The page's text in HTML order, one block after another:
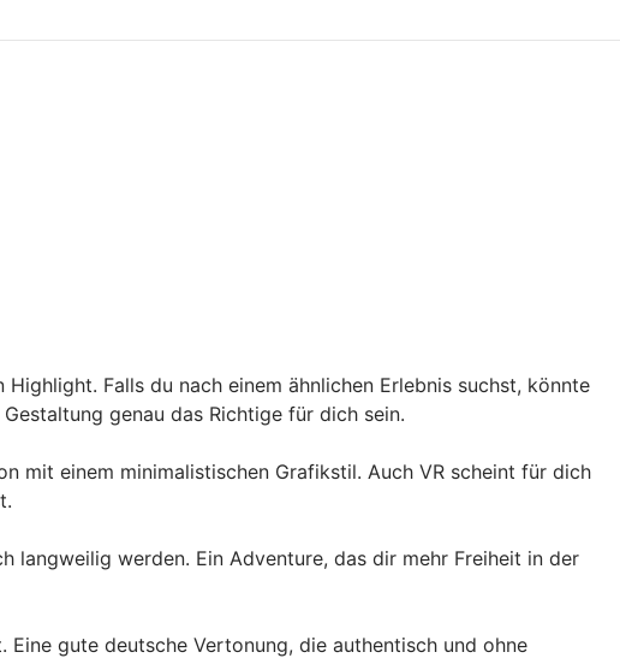
Falls du nach einem ähnlichen Erlebnis suchst, könnte
genau das Richtige für dich sein.
mit einem minimalistischen Grafikstil. Auch VR scheint für dich
langweilig werden. Ein Adventure, das dir mehr Freiheit in der
gute deutsche Vertonung, die authentisch und ohne